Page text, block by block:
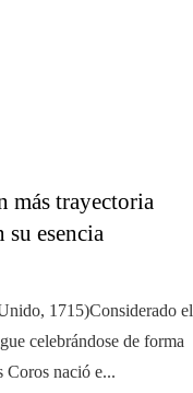
más trayectoria
esencia
1715)Considerado el
celebrándose de forma
Coros nació e...